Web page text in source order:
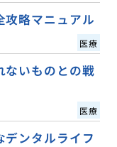
攻略マニュアル
医療
ないものとの戦
医療
デンタルライフ